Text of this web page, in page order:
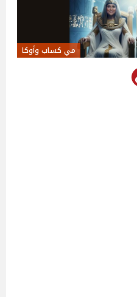
مي كساب وأوكا